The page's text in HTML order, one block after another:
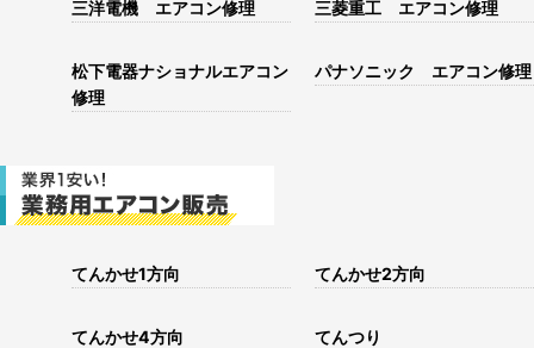
三洋電機 エアコン修理 三菱重工 エアコン修理
松下電器ナショナルエアコン
修理
パナソニック エアコン修理
てんかせ1方向 てんかせ2方向
てんかせ4方向 てんつり